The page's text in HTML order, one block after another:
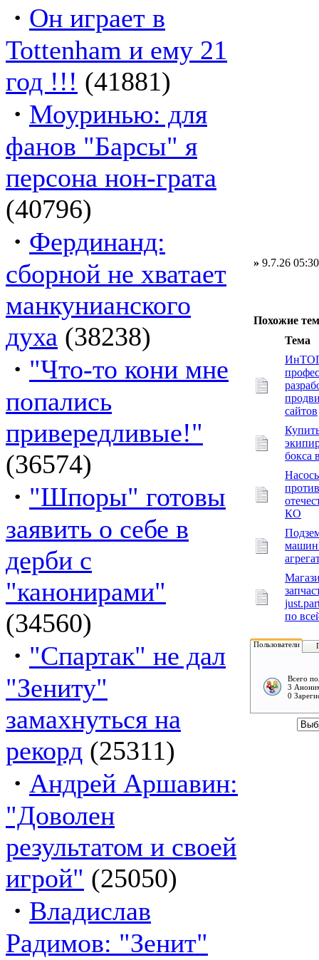
· Он играет в
Tottenham и ему 21
год !!! (41881)
· Моуринью: для
фанов "Барсы" я
персона нон-грата
(40796)
· Фердинанд:
сборной не хватает
манкунианского
духа (38238)
· "Что-то кони мне
попались
привередливые!"
(36574)
· "Шпоры" готовы
заявить о себе в
дерби с
"канонирами"
(34560)
· "Спартак" не дал
"Зениту"
замахнуться на
рекорд (25311)
· Андрей Аршавин:
"Доволен
результатом и своей
игрой" (25050)
· Владислав
Радимов: "Зенит"
» 9.7.26 05:30
Похожие
Тема
сайтов
бокса
против
КО
по
Пользователи
Всего
3
0